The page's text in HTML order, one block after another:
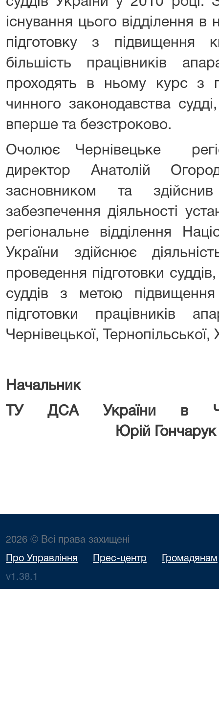
існування цього відділення
підготовку з підвищення
більшість працівників
проходять в ньому курс з
чинного законодавства
вперше та безстроково.
Очолює Чернівецьке
директор Анатолій
засновником та
забезпечення діяльності
регіональне відділення
України здійснює
проведення підготовки
суддів з метою підвищення
підготовки працівників
Чернівецької,
Начальник
ТУ ДСА України в
Юрій Гончарук
2026 © Всі права захищені
Про Управління Прес-центр Громадянам
v1.38.1